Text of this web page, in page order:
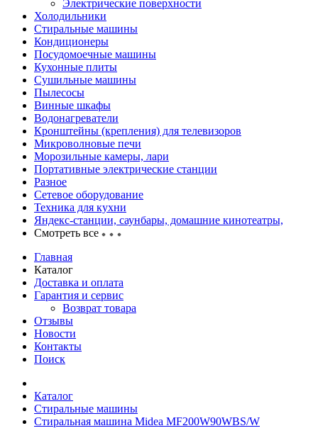
Электрические поверхности
Холодильники
Стиральные машины
Кондиционеры
Посудомоечные машины
Кухонные плиты
Сушильные машины
Пылесосы
Винные шкафы
Водонагреватели
Кронштейны (крепления) для телевизоров
Микроволновые печи
Морозильные камеры, лари
Портативные электрические станции
Разное
Сетевое оборудование
Техника для кухни
Яндекс-станции, саунбары, домашние кинотеатры,
Смотреть все
Главная
Каталог
Доставка и оплата
Гарантия и сервис
Возврат товара
Отзывы
Новости
Контакты
Поиск
Каталог
Стиральные машины
Стиральная машина Midea MF200W90WBS/W